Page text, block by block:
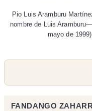
Pio Luis Aramburu
nombre de Luis
mayo de
FANDANGO